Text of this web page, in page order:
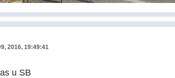
2016, 19:49:41
u SB